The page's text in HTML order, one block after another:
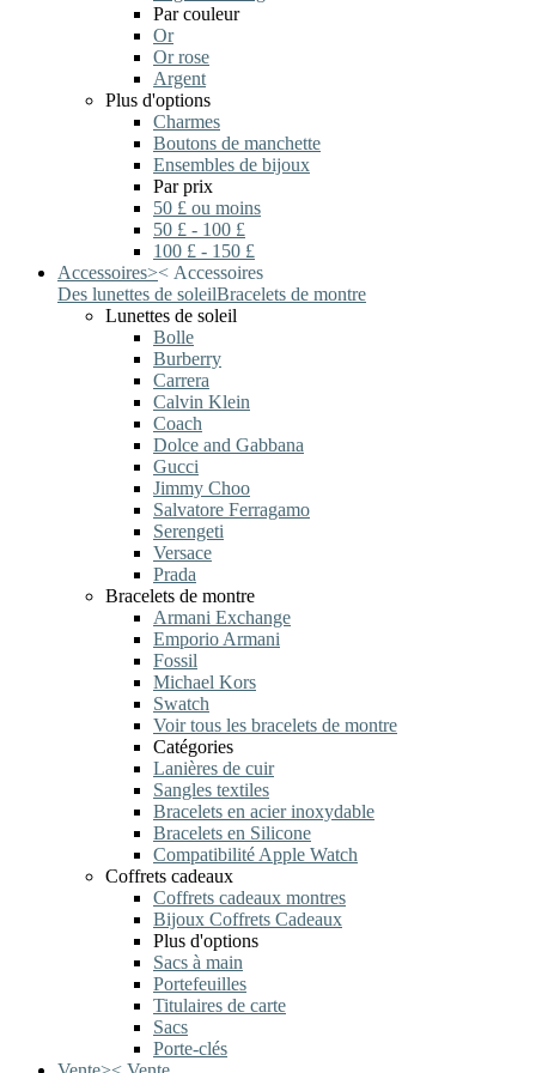
Par couleur
Or
Or rose
Argent
Plus d'options
Charmes
Boutons de manchette
Ensembles de bijoux
Par prix
50 £ ou moins
50 £ - 100 £
100 £ - 150 £
Accessoires>< Accessoires
Des lunettes de soleilBracelets de montre
Lunettes de soleil
Bolle
Burberry
Carrera
Calvin Klein
Coach
Dolce and Gabbana
Gucci
Jimmy Choo
Salvatore Ferragamo
Serengeti
Versace
Prada
Bracelets de montre
Armani Exchange
Emporio Armani
Fossil
Michael Kors
Swatch
Voir tous les bracelets de montre
Catégories
Lanières de cuir
Sangles textiles
Bracelets en acier inoxydable
Bracelets en Silicone
Compatibilité Apple Watch
Coffrets cadeaux
Coffrets cadeaux montres
Bijoux Coffrets Cadeaux
Plus d'options
Sacs à main
Portefeuilles
Titulaires de carte
Sacs
Porte-clés